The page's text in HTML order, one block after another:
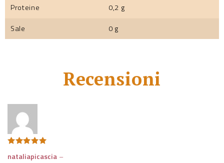
Proteine
0,2 g
Sale
0 g
Recensioni
su 5
nataliapicascia –